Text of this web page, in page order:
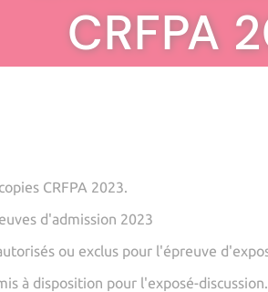
CRFPA
CRFPA 2023.
d'admission 2023
ou exclus pour l'épreuve
à disposition pour l'exposé-